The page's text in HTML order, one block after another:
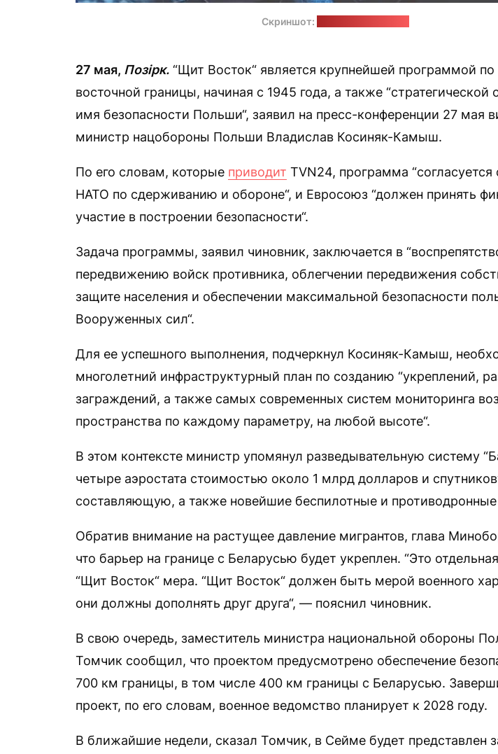
Скриншот:
27 мая, Позірк. “Щит Восток“ является крупнейшей программой
восточной границы, начиная с 1945 года, а также “стратегической
имя безопасности Польши“, заявил на пресс-конференции 27 мая
министр нацобороны Польши Владислав Косиняк-Камыш.
По его словам, которые приводит TVN24, программа “согласуется
НАТО по сдерживанию и обороне“, и Евросоюз “должен принять
участие в построении безопасности“.
Задача программы, заявил чиновник, заключается в
передвижению войск противника, облегчении передвижения
защите населения и обеспечении максимальной безопасности
Вооруженных сил“.
Для ее успешного выполнения, подчеркнул Косиняк-Камыш,
многолетний инфраструктурный план по созданию “укреплений,
заграждений, а также самых современных систем мониторинга
пространства по каждому параметру, на любой высоте“.
В этом контексте министр упомянул разведывательную систему
четыре аэростата стоимостью около 1 млрд долларов и
составляющую, а также новейшие беспилотные и
Обратив внимание на растущее давление мигрантов, глава
что барьер на границе с Беларусью будет укреплен. “Это
“Щит Восток“ мера. “Щит Восток“ должен быть мерой военного
они должны дополнять друг друга“, — пояснил чиновник.
В свою очередь, заместитель министра национальной обороны
Томчик сообщил, что проектом предусмотрено обеспечение
700 км границы, в том числе 400 км границы с Беларусью.
проект, по его словам, военное ведомство планирует к 2028 году.
В ближайшие недели, сказал Томчик, в Сейме будет представлен